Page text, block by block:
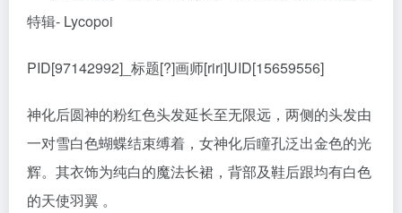
PID[97142992]_标题[?]画师[riri]UID[15659556]
神化后圆神的粉红色头发延长至无限远，两侧的头发由
一对雪白色蝴蝶结束缚着，女神化后瞳孔泛出金色的光
辉。其衣饰为纯白的魔法长裙，背部及鞋后跟均有白色
的天使羽翼 。